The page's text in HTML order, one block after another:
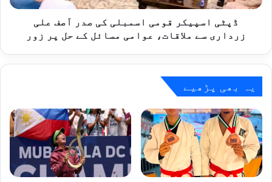
زرداری
ملاقات،
پر
زور
ڈپٹی اسپیکر قومی اسمبلی کی صدر آصف علی
زرداری سے ملاقات، عوامی مسائل کے حل پر زور
یہ بھی پڑھیے